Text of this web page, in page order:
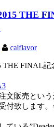
THE
calflavor
THE FINAL記
文販売とい
付致します